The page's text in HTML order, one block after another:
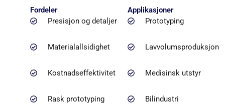
Fordeler
Presisjon og detaljer
Materialallsidighet
Kostnadseffektivitet
Rask prototyping
Applikasjoner
Prototyping
Lavvolumsproduksjon
Medisinsk utstyr
Bilindustri